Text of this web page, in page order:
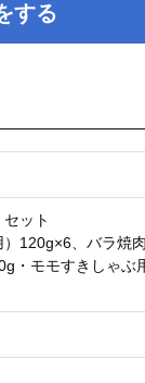
する
ット
120g×6、バラ焼
・モモすきしゃぶ